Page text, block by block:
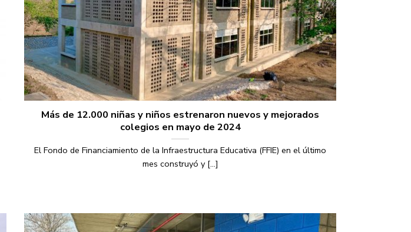
Más de 12.000 niñas y niños estrenaron nuevos y mejorados
colegios en mayo de 2024
El Fondo de Financiamiento de la Infraestructura Educativa (FFIE) en el último
mes construyó y [...]